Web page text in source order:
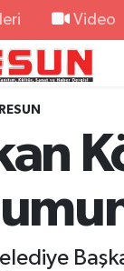
Video
Fikstür